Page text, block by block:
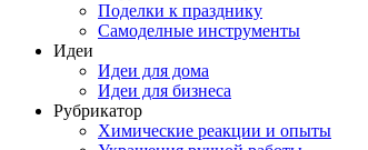
Поделки к празднику
Самоделные инструменты
Идеи
Идеи для дома
Идеи для бизнеса
Рубрикатор
Химические реакции и опыты